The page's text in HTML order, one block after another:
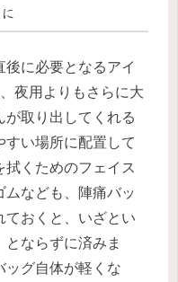
に必要となるアイ
夜用よりもさらに大
が取り出してくれる
すい場所に配置して
拭くためのフェイス
ムなども、陣痛バッ
ておくと、いざとい
とならずに済みま
ッグ自体が軽くな